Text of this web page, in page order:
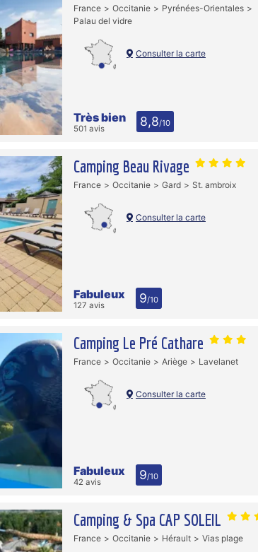
France Occitanie
Pyrénées-Orientales
Palau del vidre
Consulter la carte
Très bien
501 avis 8,8/10
Camping Beau Rivage
France Occitanie Gard St. ambroix
Consulter la carte
Fabuleux
127 avis 9/10
Camping Le Pré Cathare
France Occitanie Ariège Lavelanet
Consulter la carte
Fabuleux
42 avis 9/10
Camping & Spa CAP SOLEIL
France Occitanie Hérault Vias plage